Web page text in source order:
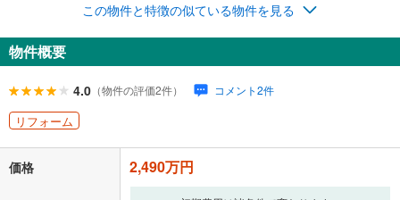
0円
年2回払いを想定しています。毎月の返済額に加えて、ボー
ナス時の増額分（1回分）を入力してください。
ボーナス払いの限度額は金融機関によって異なります。
月々の返済額 92,396 円/月
ローン返済額
＋修繕積立金 16,730円＋管理費 11,030円
この物件と特徴の似ている物件を見る
物件概要
4.0 （物件の評価2件） コメント2件
リフォーム
価格 2,490万円